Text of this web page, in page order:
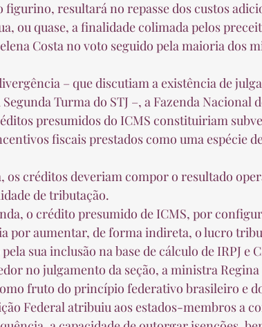
resultará no repasse dos custos
ou quase, a finalidade colimada pelos
Costa no voto seguido pela maioria dos
Turma do STJ –, a Fazenda Nacional
presumidos do ICMS constituiriam
fiscais prestados como uma espécie
de tributação.
por aumentar, de forma indireta, o lucro
sua inclusão na base de cálculo de IRPJ e
fruto do princípio federativo brasileiro e
Federal atribuiu aos estados-membros a